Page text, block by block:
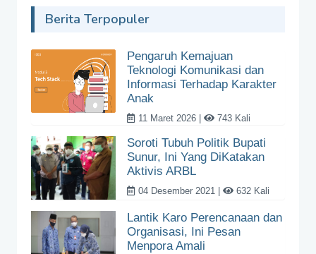
Berita Terpopuler
Pengaruh Kemajuan
Teknologi Komunikasi dan
Informasi Terhadap Karakter
Anak
11 Maret 2026 | 743 Kali
Soroti Tubuh Politik Bupati
Sunur, Ini Yang DiKatakan
Aktivis ARBL
04 Desember 2021 | 632 Kali
Lantik Karo Perencanaan dan
Organisasi, Ini Pesan
Menpora Amali